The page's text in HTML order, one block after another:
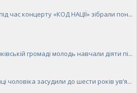
час концерту «КОД НАЦІЇ» зібрали пон...
громаді молодь навчали діяти пі...
чоловіка засудили до шести років ув’я...